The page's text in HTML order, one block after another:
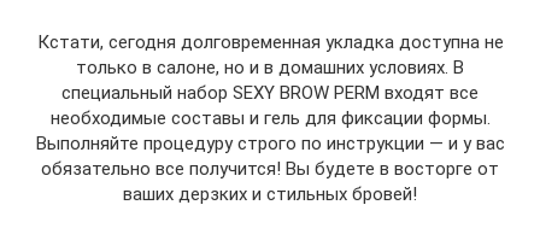
Кстати, сегодня долговременная укладка доступна не
только в салоне, но и в домашних условиях. В
специальный набор SEXY BROW PERM входят все
необходимые составы и гель для фиксации формы.
Выполняйте процедуру строго по инструкции — и у вас
обязательно все получится! Вы будете в восторге от
ваших дерзких и стильных бровей!